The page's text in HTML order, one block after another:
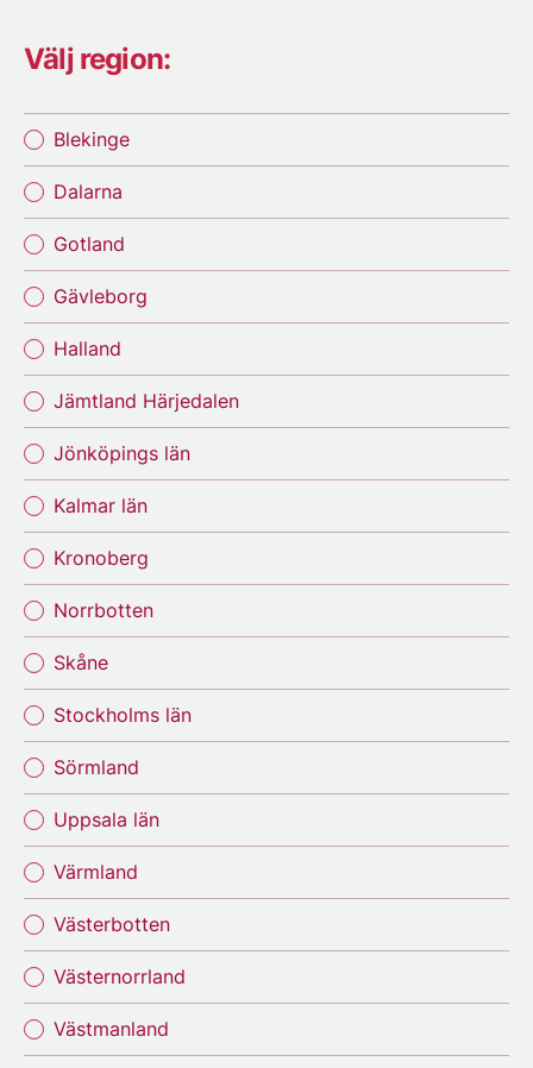
Välj region:
Blekinge
Dalarna
Gotland
Gävleborg
Halland
Jämtland Härjedalen
Jönköpings län
Kalmar län
Kronoberg
Norrbotten
Skåne
Stockholms län
Sörmland
Uppsala län
Värmland
Västerbotten
Västernorrland
Västmanland